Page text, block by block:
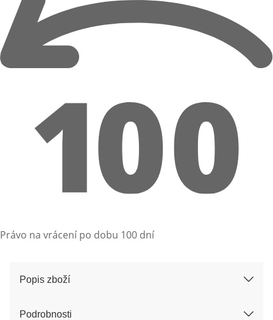
Právo na vrácení po dobu 100 dní
Popis zboží
Podrobnosti